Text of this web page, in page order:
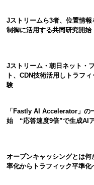
Jストリームら3者、位置情報
制御に活用する共同研究開始
Jストリーム・朝日ネット・
ト、CDN技術活用しトラフ
験
「Fastly AI Accelerator」の
始 “応答速度9倍”で生成AI
オープンキャッシングとは
率化からトラフィック平準化